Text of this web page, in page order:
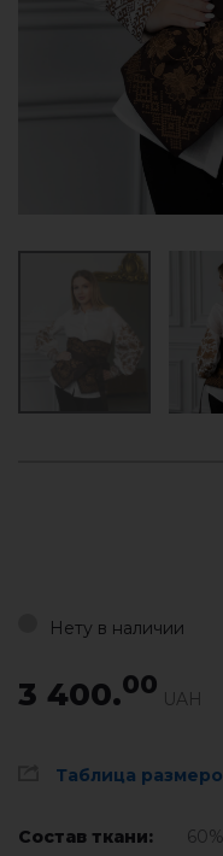
Нету в наличии
3 400.00 UAH
Таблица
Состав ткани: